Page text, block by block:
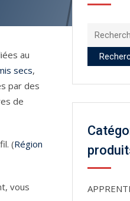
au
secs,
par des
de
(Région
vous
Recherche
pour :